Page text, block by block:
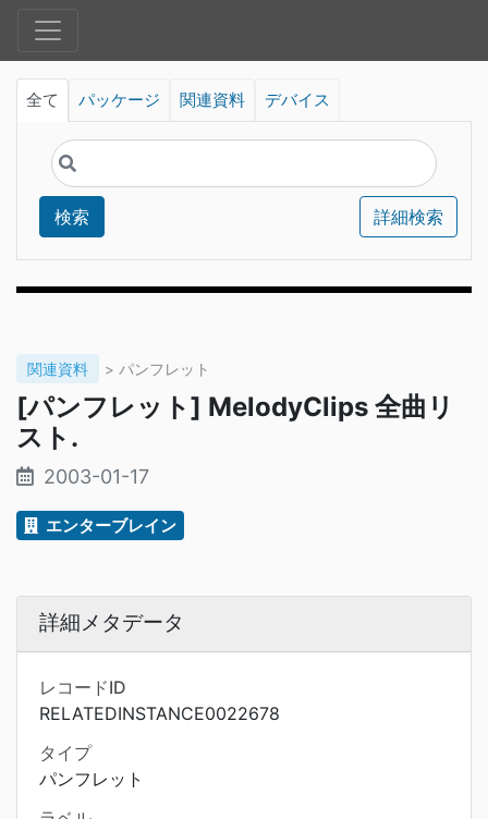
全て パッケージ 関連資料 デバイス
検索 詳細検索
関連資料 > パンフレット
[パンフレット] MelodyClips 全曲リ
スト.
2003-01-17
エンターブレイン
詳細メタデータ
レコードID
RELATEDINSTANCE0022678
タイプ
パンフレット